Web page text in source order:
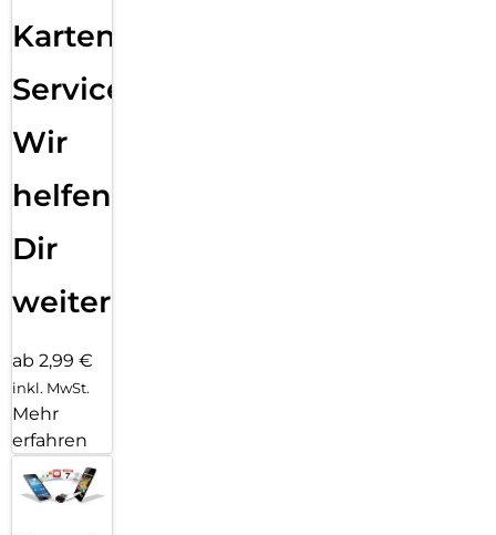
Karten
Service:
Wir
helfen
Dir
weiter
ab 2,99 €
inkl. MwSt.
Mehr
erfahren